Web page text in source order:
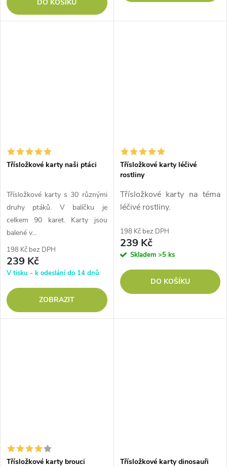
DO KOŠÍKU
Třísložkové karty naši ptáci
Třísložkové karty s 30 různými
druhy ptáků. V balíčku je
celkem 90 karet. Karty jsou
balené v…
198 Kč bez DPH
239 Kč
V tisku - k odeslání do 14 dnů
ZOBRAZIT
Třísložkové karty léčivé
rostliny
Třísložkové karty na téma
léčivé rostliny.
198 Kč bez DPH
239 Kč
Skladem >5 ks
DO KOŠÍKU
Třísložkové karty brouci Třísložkové karty dinosauři